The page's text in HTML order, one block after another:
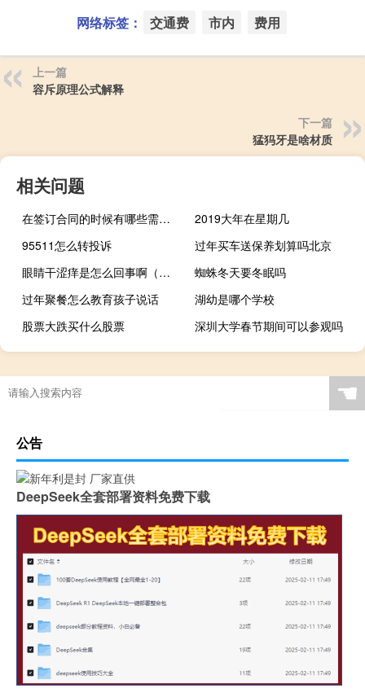
网络标签： 交通费 市内 费用
上一篇
容斥原理公式解释
下一篇
猛犸牙是啥材质
相关问题
在签订合同的时候有哪些需要注意的事项
2019大年在星期几
95511怎么转投诉
过年买车送保养划算吗北京
眼睛干涩痒是怎么回事啊（眼睛干涩痒是怎么回事）
蜘蛛冬天要冬眠吗
过年聚餐怎么教育孩子说话
湖幼是哪个学校
股票大跌买什么股票
深圳大学春节期间可以参观吗
☚
公告
DeepSeek全套部署资料免费下载